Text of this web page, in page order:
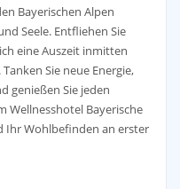
Bayerischen Alpen
Seele. Entfliehen Sie
eine Auszeit inmitten
Sie neue Energie,
genießen Sie jeden
Wellnesshotel Bayerische
Ihr Wohlbefinden an erster